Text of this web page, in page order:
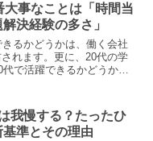
大事なことは「時間当
決経験の多さ」
るかどうかは、働く会社
れます。更に、20代の学
代で活躍できるかどうかが
大事なことをわかりやすく
我慢する？たったひ
基準とその理由